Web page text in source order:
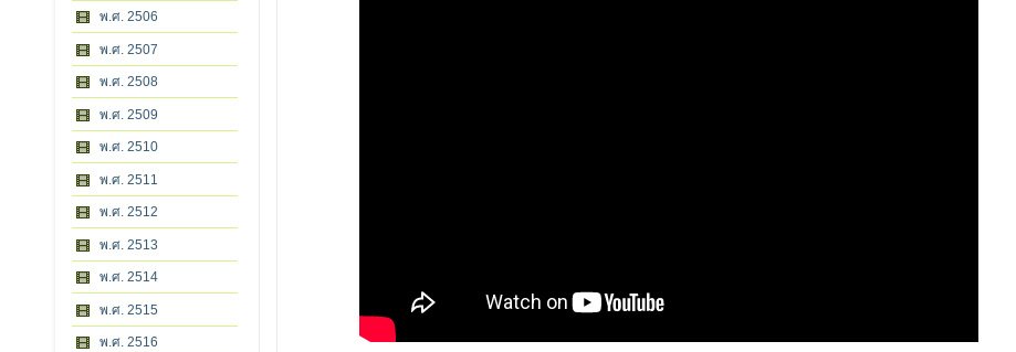
พ.ศ. 2506
พ.ศ. 2507
พ.ศ. 2508
พ.ศ. 2509
พ.ศ. 2510
พ.ศ. 2511
พ.ศ. 2512
พ.ศ. 2513
พ.ศ. 2514
พ.ศ. 2515
พ.ศ. 2516